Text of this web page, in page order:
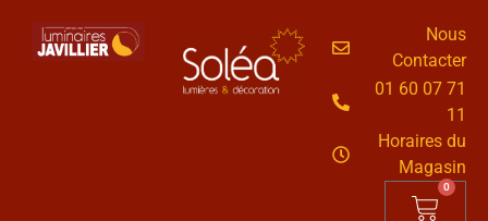
Nous
Contacter
01 60 07 71
11
Horaires du
Magasin
0